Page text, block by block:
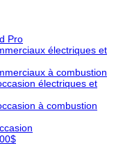
Pro
électriques et
à combustion
électriques et
à combustion